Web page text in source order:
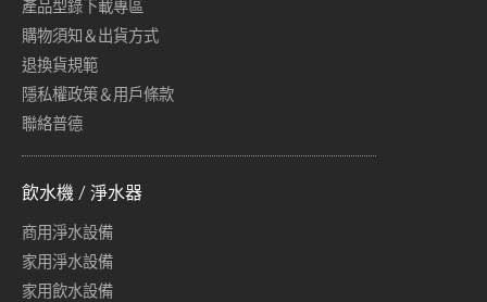
產品型錄下載專區
購物須知＆出貨方式
退換貨規範
隱私權政策＆用戶條款
聯絡普德
飲水機 / 淨水器
商用淨水設備
家用淨水設備
家用飲水設備